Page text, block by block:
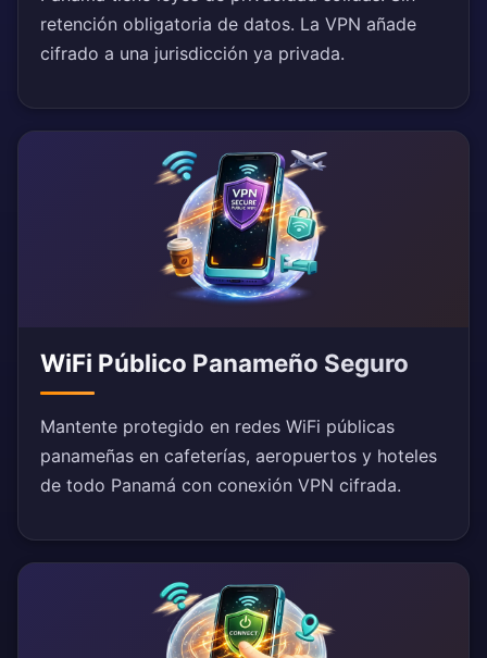
retención obligatoria de datos. La VPN añade
cifrado a una jurisdicción ya privada.
WiFi Público Panameño Seguro
Mantente protegido en redes WiFi públicas
panameñas en cafeterías, aeropuertos y hoteles
de todo Panamá con conexión VPN cifrada.